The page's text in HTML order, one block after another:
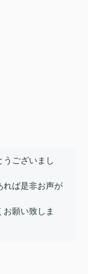
うございまし
れば是非お声が
願い致しま